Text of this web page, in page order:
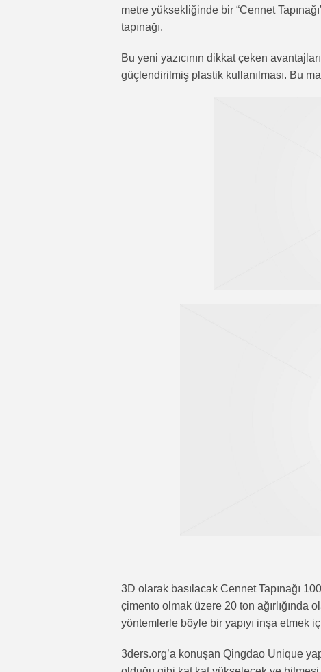
metre yüksekliğinde bir “Cennet
tapınağı.
Bu yeni yazıcının dikkat çeken
güçlendirilmiş plastik kullanılması. Bu
3D olarak basılacak Cennet Tapınağı
çimento olmak üzere 20 ton ağırlığında
yöntemlerle böyle bir yapıyı inşa etmek
3ders.org’a konuşan Qingdao Unique